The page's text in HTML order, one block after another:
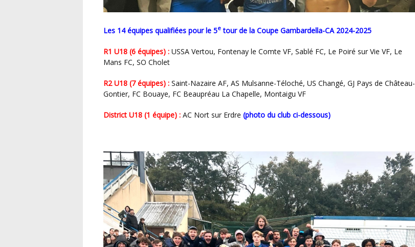
Les 14 équipes qualifiées pour le 5e tour de la Coupe Gambardella-CA 2024-2025
R1 U18 (6 équipes) : USSA Vertou, Fontenay le Comte VF, Sablé FC, Le Poiré sur Vie VF, Le
Mans FC, SO Cholet
R2 U18 (7 équipes) : Saint-Nazaire AF, AS Mulsanne-Téloché, US Changé, GJ Pays de Château-
Gontier, FC Bouaye, FC Beaupréau La Chapelle, Montaigu VF
District U18 (1 équipe) : AC Nort sur Erdre (photo du club ci-dessous)